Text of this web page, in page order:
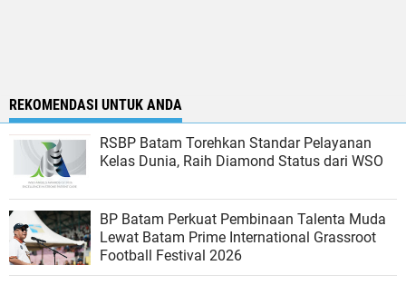
REKOMENDASI UNTUK ANDA
RSBP Batam Torehkan Standar Pelayanan
Kelas Dunia, Raih Diamond Status dari WSO
BP Batam Perkuat Pembinaan Talenta Muda
Lewat Batam Prime International Grassroot
Football Festival 2026